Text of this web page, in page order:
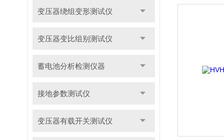
变压器绕组变形测试仪
变压器变比组别测试仪
蓄电池分析检测仪器
接地参数测试仪
变压器有载开关测试仪